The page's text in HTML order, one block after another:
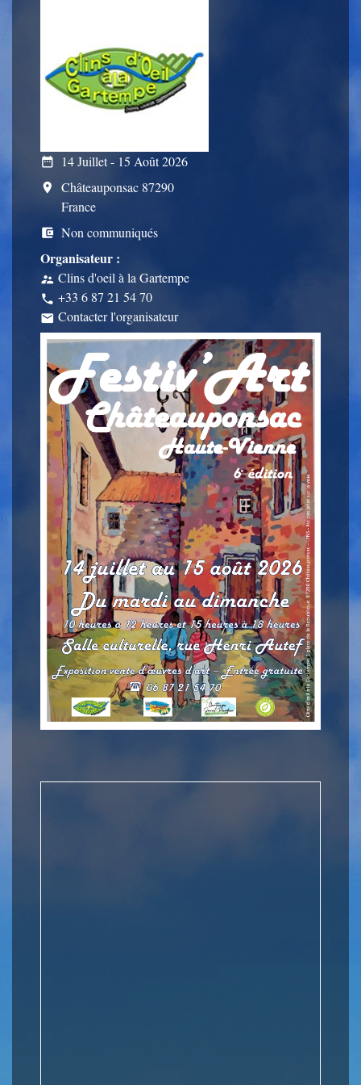
date_range 14 Juillet - 15 Août 2026
room
Châteauponsac 87290
France
account_balance_wallet Non communiqués
Organisateur :
supervisor_account Clins d'oeil à la Gartempe
phone +33 6 87 21 54 70
email Contacter l'organisateur